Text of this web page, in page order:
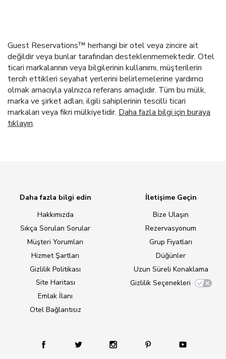
Guest Reservations™ herhangi bir otel veya zincire ait
değildir veya bunlar tarafından desteklenmemektedir. Otel
ticari markalarının veya bilgilerinin kullanımı, müşterilerin
tercih ettikleri seyahat yerlerini belirlemelerine yardımcı
olmak amacıyla yalnızca referans amaçlıdır. Tüm bu mülk,
marka ve şirket adları, ilgili sahiplerinin tescilli ticari
markaları veya fikri mülkiyetidir. Daha fazla bilgi için buraya
tıklayın.
Daha fazla bilgi edin
Hakkımızda
Sıkça Sorulan Sorular
Müşteri Yorumları
Hizmet Şartları
Gizlilik Politikası
Site Haritası
Emlak İlanı
Otel Bağlantısız
İletişime Geçin
Bize Ulaşın
Rezervasyonum
Grup Fiyatları
Düğünler
Uzun Süreli Konaklama
Gizlilik Seçenekleri